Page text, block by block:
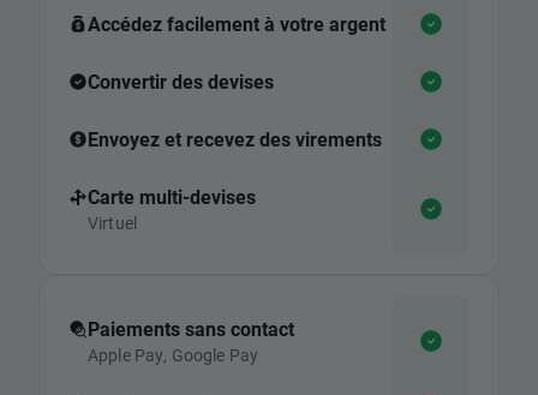
Accédez facilement à votre argent
Convertir des devises
Envoyez et recevez des virements
Carte multi-devises
Virtuel
Paiements sans contact
Apple Pay, Google Pay